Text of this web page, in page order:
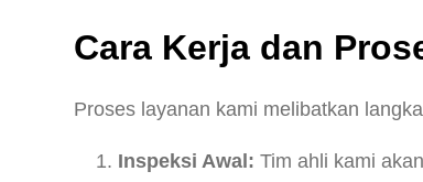
Cara Kerja dan
Proses layanan kami melibatkan
Inspeksi Awal: Tim ahli kami